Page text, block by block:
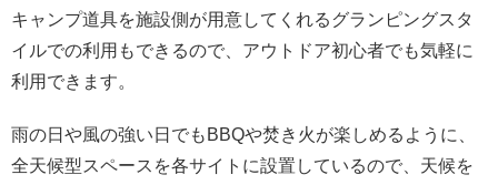
キャンプ道具を施設側が用意してくれるグランピングスタ
イルでの利用もできるので、アウトドア初心者でも気軽に
利用できます。
雨の日や風の強い日でもBBQや焚き火が楽しめるように、
全天候型スペースを各サイトに設置しているので、天候を